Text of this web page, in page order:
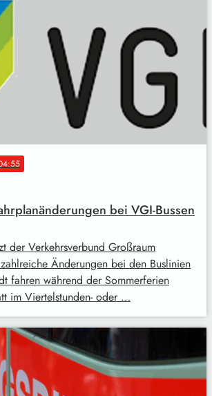
bei VGI-Bussen
der Verkehrsverbund Großraum
Änderungen bei den Buslinien
fahren während der Sommerferien
im Viertelstunden- oder …